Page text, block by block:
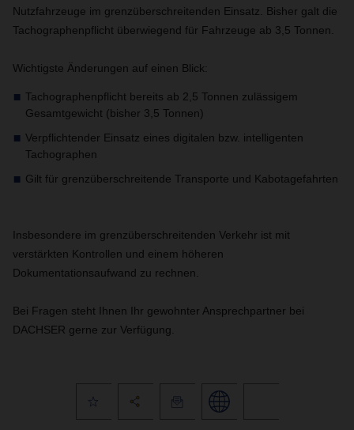
Nutzfahrzeuge im grenzüberschreitenden Einsatz. Bisher galt die
Tachographenpflicht überwiegend für Fahrzeuge ab 3,5 Tonnen.
Wichtigste Änderungen auf einen Blick:
Tachographenpflicht bereits ab 2,5 Tonnen zulässigem
Gesamtgewicht (bisher 3,5 Tonnen)
Verpflichtender Einsatz eines digitalen bzw. intelligenten
Tachographen
Gilt für grenzüberschreitende Transporte und Kabotagefahrten
Insbesondere im grenzüberschreitenden Verkehr ist mit
verstärkten Kontrollen und einem höheren
Dokumentationsaufwand zu rechnen.
Bei Fragen steht Ihnen Ihr gewohnter Ansprechpartner bei
DACHSER gerne zur Verfügung.